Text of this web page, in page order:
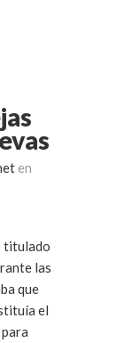
en
titulado
las
que
el